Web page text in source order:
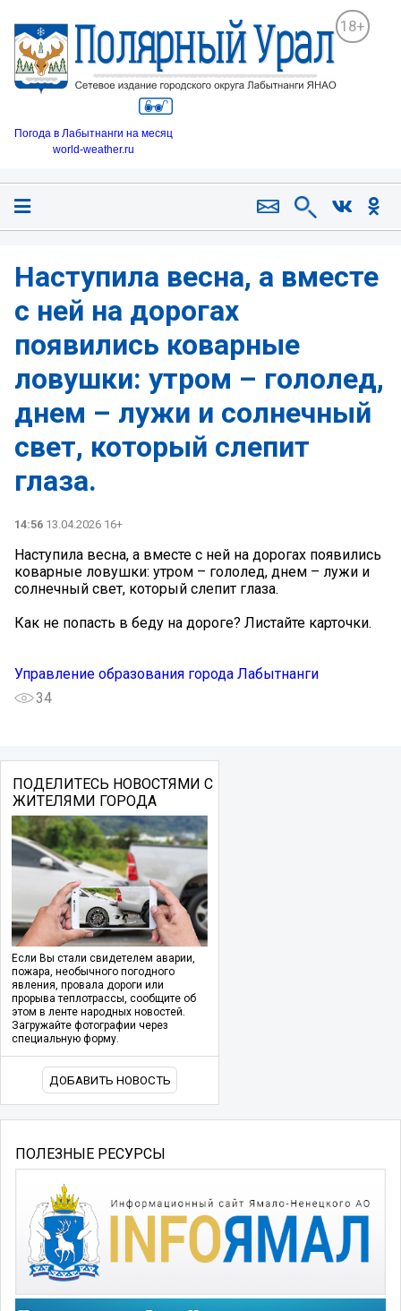
18+
Погода в Лабытнанги на месяц
world-weather.ru
Наступила весна, а вместе
с ней на дорогах
появились коварные
ловушки: утром – гололед,
днем – лужи и солнечный
свет, который слепит
глаза.
14:56 13.04.2026 16+
Наступила весна, а вместе с ней на дорогах появились
коварные ловушки: утром – гололед, днем – лужи и
солнечный свет, который слепит глаза.
Как не попасть в беду на дороге? Листайте карточки.
Управление образования города Лабытнанги
34
ПОДЕЛИТЕСЬ НОВОСТЯМИ С
ЖИТЕЛЯМИ ГОРОДА
Если Вы стали свидетелем аварии,
пожара, необычного погодного
явления, провала дороги или
прорыва теплотрассы, сообщите об
этом в ленте народных новостей.
Загружайте фотографии через
специальную форму.
ДОБАВИТЬ НОВОСТЬ
ПОЛЕЗНЫЕ РЕСУРСЫ